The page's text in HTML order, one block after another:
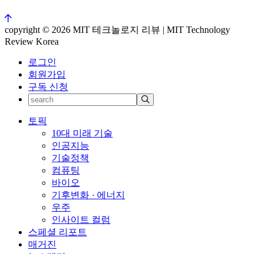
copyright © 2026 MIT 테크놀로지 리뷰 | MIT Technology
Review Korea
로그인
회원가입
구독 신청
토픽
10대 미래 기술
인공지능
기술정책
컴퓨팅
바이오
기후변화 · 에너지
우주
인사이트 컬럼
스페셜 리포트
매거진